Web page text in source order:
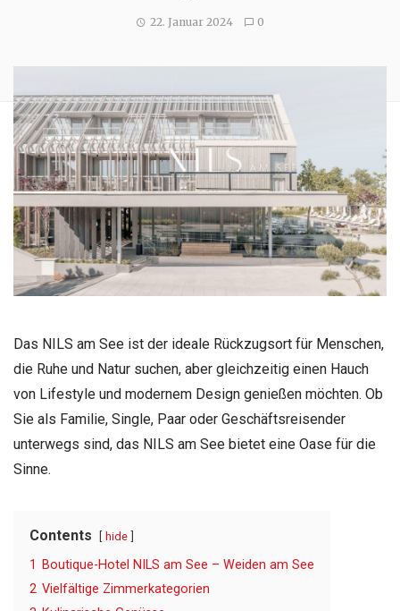
22. Januar 2024 0
Das NILS am See ist der ideale Rückzugsort für Menschen,
die Ruhe und Natur suchen, aber gleichzeitig einen Hauch
von Lifestyle und modernem Design genießen möchten. Ob
Sie als Familie, Single, Paar oder Geschäftsreisender
unterwegs sind, das NILS am See bietet eine Oase für die
Sinne.
Contents hide
1
Boutique-Hotel NILS am See – Weiden am See
2 Vielfältige Zimmerkategorien